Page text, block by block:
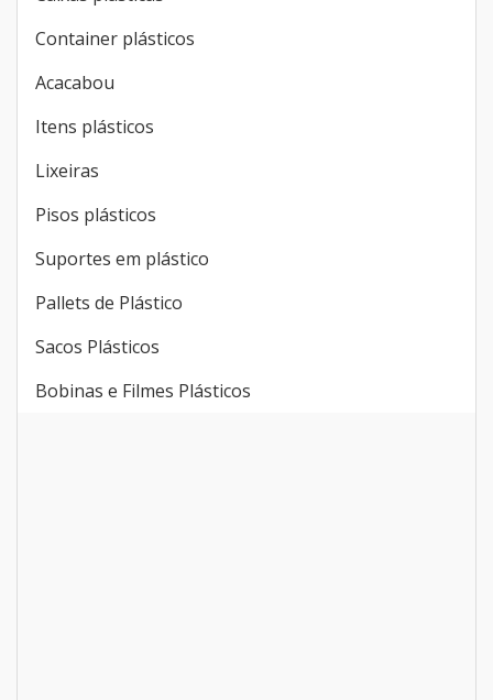
Container plásticos
Acacabou
Itens plásticos
Lixeiras
Pisos plásticos
Suportes em plástico
Pallets de Plástico
Sacos Plásticos
Bobinas e Filmes Plásticos